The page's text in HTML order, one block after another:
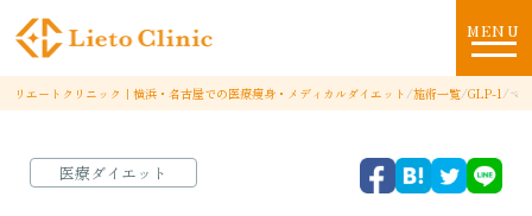
MENU
リエートクリニック｜横浜・名古屋での医療痩身・メディカルダイエット /施術一覧/GLP-1/マ
医療ダイエット